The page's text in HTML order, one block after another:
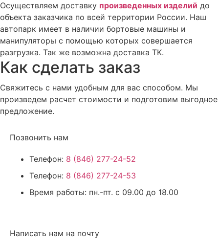
Осуществляем доставку произведенных изделий до
объекта заказчика по всей территории России. Наш
автопарк имеет в наличии бортовые машины и
манипуляторы с помощью которых совершается
разгрузка. Так же возможна доставка ТК.
Как сделать заказ
Свяжитесь с нами удобным для вас способом. Мы
произведем расчет стоимости и подготовим выгодное
предложение.
Позвонить нам
Телефон: 8 (846) 277-24-52
Телефон: 8 (846) 277-24-53
Время работы: пн.-пт. с 09.00 до 18.00
Написать нам на почту